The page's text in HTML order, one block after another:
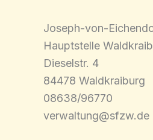
Joseph-von-
Hauptstelle
Dieselstr. 4
84478 Waldkraiburg
08638/96770
verwaltung@sfzw.de